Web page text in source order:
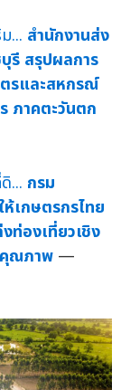
สำนักงานส่ง
รี สรุปผลการ
ตรและสหกรณ์
ภาคตะวันตก
กรม
เกษตรกรไทย
ท่องเที่ยวเชิง
คุณภาพ —